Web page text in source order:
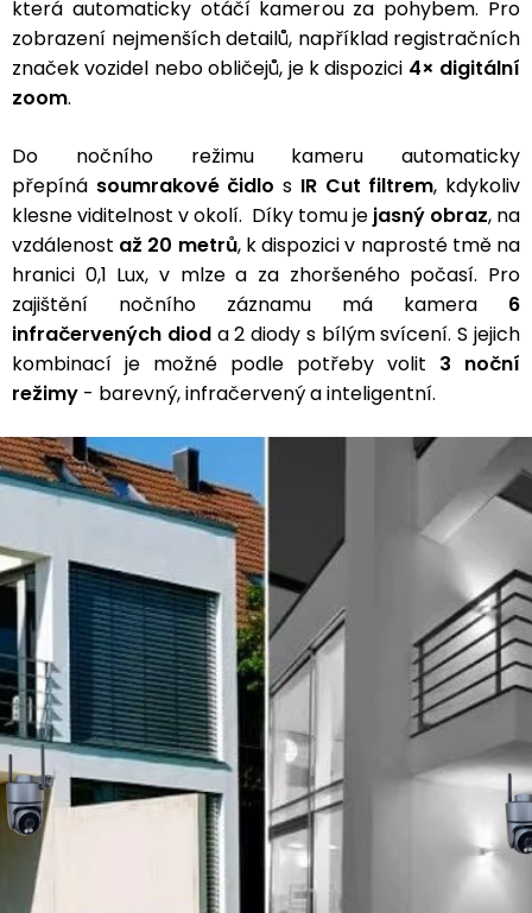
která automaticky otáčí kamerou za pohybem. Pro
zobrazení nejmenších detailů, například registračních
značek vozidel nebo obličejů, je k dispozici 4× digitální
zoom.
Do nočního režimu kameru automaticky
přepíná soumrakové čidlo s IR Cut filtrem, kdykoliv
klesne viditelnost v okolí. Díky tomu je jasný obraz, na
vzdálenost až 20 metrů, k dispozici v naprosté tmě na
hranici 0,1 Lux, v mlze a za zhoršeného počasí. Pro
zajištění nočního záznamu má kamera 6
infračervených dioda 2 diody s bílým svícení. S jejich
kombinací je možné podle potřeby volit 3 noční
režimy - barevný, infračervený a inteligentní.